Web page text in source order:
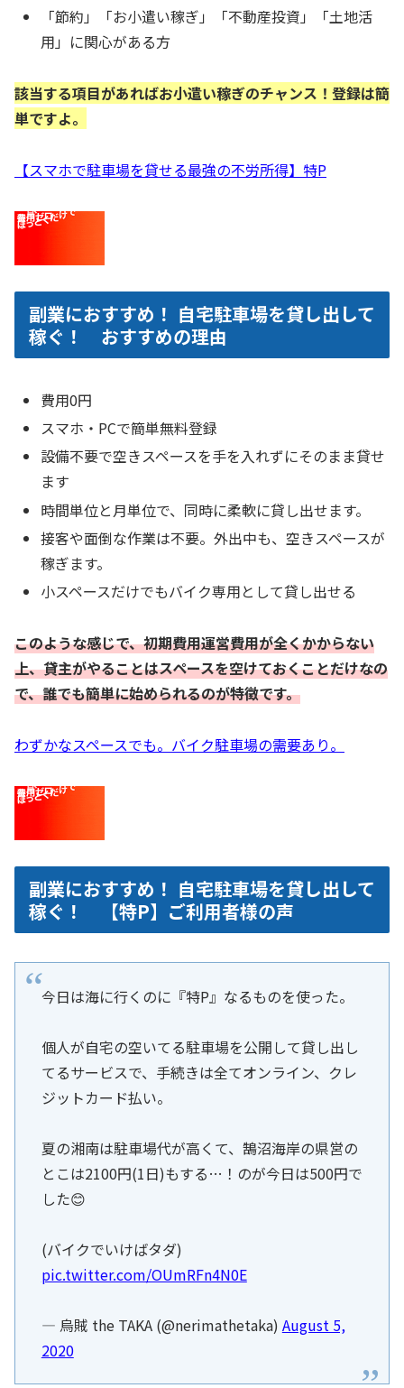
「節約」「お小遣い稼ぎ」「不動産投資」「土地活
用」に関心がある方
該当する項目があればお小遣い稼ぎのチャンス！登録は簡
単ですよ。
【スマホで駐車場を貸せる最強の不労所得】特P
副業におすすめ！ 自宅駐車場を貸し出して
稼ぐ！ おすすめの理由
費用0円
スマホ・PCで簡単無料登録
設備不要で空きスペースを手を入れずにそのまま貸せ
ます
時間単位と月単位で、同時に柔軟に貸し出せます。
接客や面倒な作業は不要。外出中も、空きスペースが
稼ぎます。
小スペースだけでもバイク専用として貸し出せる
このような感じで、初期費用運営費用が全くかからない
上、貸主がやることはスペースを空けておくことだけなの
で、誰でも簡単に始められるのが特徴です。
わずかなスペースでも。バイク駐車場の需要あり。
副業におすすめ！ 自宅駐車場を貸し出して
稼ぐ！ 【特P】ご利用者様の声
今日は海に行くのに『特P』なるものを使った。
個人が自宅の空いてる駐車場を公開して貸し出し
てるサービスで、手続きは全てオンライン、クレ
ジットカード払い。
夏の湘南は駐車場代が高くて、鵠沼海岸の県営の
とこは2100円(1日)もする…！のが今日は500円で
した😊
(バイクでいけばタダ)
pic.twitter.com/OUmRFn4N0E
— 烏賊 the TAKA (@nerimathetaka) August 5,
2020